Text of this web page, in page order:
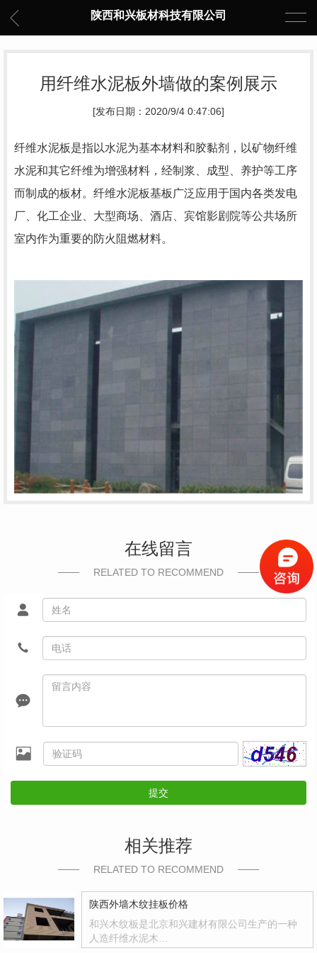
陕西和兴板材科技有限公司
用纤维水泥板外墙做的案例展示
[发布日期：2020/9/4 0:47:06]
纤维水泥板是指以水泥为基本材料和胶黏剂，以矿物纤维
水泥和其它纤维为增强材料，经制浆、成型、养护等工序
而制成的板材。纤维水泥板基板广泛应用于国内各类发电
厂、化工企业、大型商场、酒店、宾馆影剧院等公共场所
室内作为重要的防火阻燃材料。
在线留言
RELATED TO RECOMMEND
提交
相关推荐
RELATED TO RECOMMEND
陕西外墙木纹挂板价格
和兴木纹板是北京和兴建材有限公司生产的一种
人造纤维水泥木…